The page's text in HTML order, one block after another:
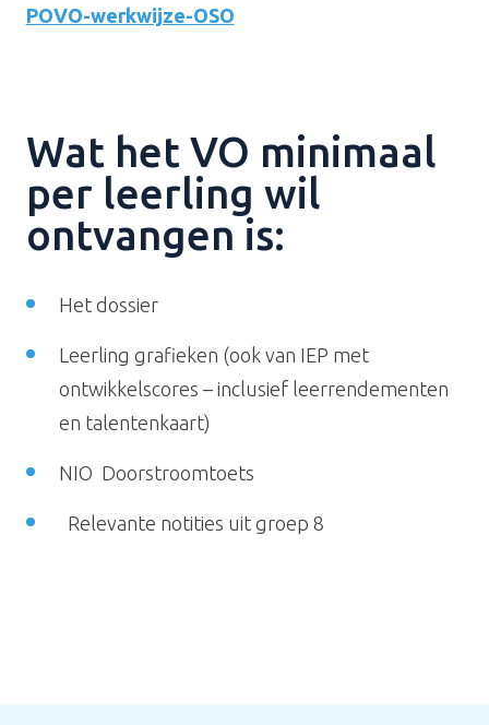
POVO-werkwijze-OSO
Wat het VO minimaal
per leerling wil
ontvangen is:
Het dossier
Leerling grafieken (ook van IEP met
ontwikkelscores – inclusief leerrendementen
en talentenkaart)
NIO Doorstroomtoets
Relevante notities uit groep 8